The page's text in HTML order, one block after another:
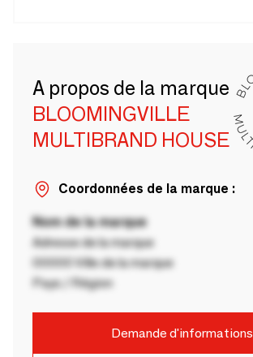
A propos de la marque
BLOOMINGVILLE
MULTIBRAND HOUSE
Coordonnées de la marque :
Nom de la marque
Adresse de la marque
00000 Ville de la marque
Pays / Région
Demande d'informations